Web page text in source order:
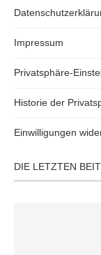
Impressum
Privatsphäre-
Historie der
Einwilligungen
DIE LETZTEN